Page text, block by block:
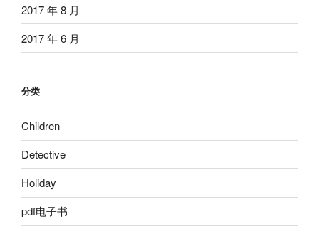
2017 年 8 月
2017 年 6 月
分类
Children
Detective
Holiday
pdf电子书